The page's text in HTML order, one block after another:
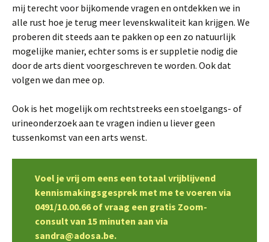
mij terecht voor bijkomende vragen en ontdekken we in
alle rust hoe je terug meer levenskwaliteit kan krijgen. We
proberen dit steeds aan te pakken op een zo natuurlijk
mogelijke manier, echter soms is er suppletie nodig die
door de arts dient voorgeschreven te worden. Ook dat
volgen we dan mee op.
Ook is het mogelijk om rechtstreeks een stoelgangs- of
urineonderzoek aan te vragen indien u liever geen
tussenkomst van een arts wenst.
Voel je vrij om eens een totaal vrijblijvend
kennismakingsgesprek met me te voeren via
0491/10.00.66 of vraag een gratis Zoom-
consult van 15 minuten aan via
sandra@adosa.be.